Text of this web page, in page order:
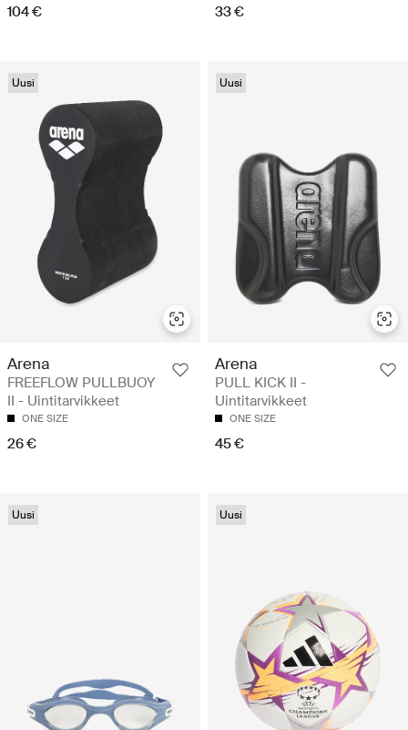
104 € 33 €
Uusi
Arena
FREEFLOW PULLBUOY
II - Uintitarvikkeet
ONE SIZE
26 €
Uusi
Arena
PULL KICK II -
Uintitarvikkeet
ONE SIZE
45 €
Uusi Uusi